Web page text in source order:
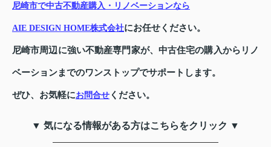
尼崎市で中古不動産購入・リノベーションなら
AIE DESIGN HOME株式会社にお任せください。
尼崎市周辺に強い不動産専門家が、中古住宅の購入からリノ
ベーションまでのワンストップでサポートします。
ぜひ、お気軽にお問合せ ください。
▼ 気になる情報がある方はこちらをクリック ▼